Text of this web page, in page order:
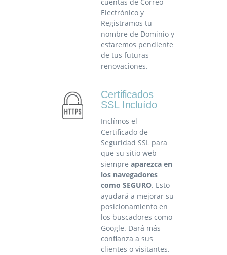
Electrónico y
Registramos tu
nombre de Dominio y
estaremos pendiente
de tus futuras
renovaciones.
Certificados
SSL Incluído
Inclímos el
Certificado de
Seguridad SSL para
que su sitio web
siempre aparezca en
los navegadores
como SEGURO. Esto
ayudará a mejorar su
posicionamiento en
los buscadores como
Google. Dará más
confianza a sus
clientes o visitantes.